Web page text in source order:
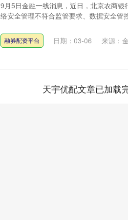
9月5日金融一线消息，近日，北京农商
络安全管理不符合监管要求、数据安全
融券配资平台 日期：03-06 来源：
天宇优配文章已加载